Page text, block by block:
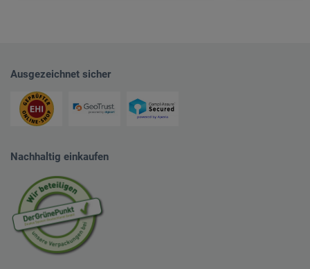
Ausgezeichnet sicher
Nachhaltig einkaufen